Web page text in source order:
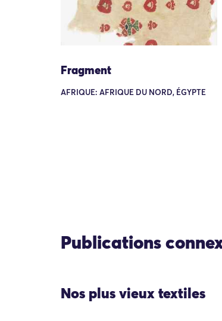
Fragment
AFRIQUE: AFRIQUE DU NORD, ÉGYPTE
Publications
Nos plus vieux textiles